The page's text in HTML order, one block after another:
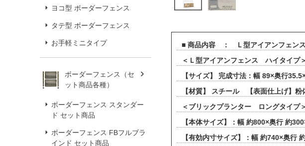
ヨコ型 ボーダーフェンス
タテ型 ボーダーフェンス
お手軽ミニタイプ
ボーダーフェンス（セ
ット商品各種）
ボーダーフェンス スタンダー
ド セット商品
ボーダーフェンス FBフルブラ
インド セット商品
■ 商品内容 ： Ｌ型アイアンフェン
＜Ｌ型アイアンフェンス ハイタイプ＞
【サイズ】 完成寸法：幅 89×奥行
【材質】 スチール 【表面仕上げ】
＜ブリックプランター ロングタイプ＞
【本体サイズ】：幅 約800×奥行 約
【有効内寸サイズ】：幅 約740×奥行